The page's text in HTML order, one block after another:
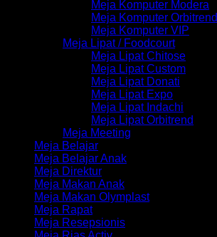
Meja Komputer Modera
Meja Komputer Orbitrend
Meja Komputer VIP
Meja Lipat / Foodcourt
Meja Lipat Chitose
Meja Lipat Custom
Meja Lipat Donati
Meja Lipat Expo
Meja Lipat Indachi
Meja Lipat Orbitrend
Meja Meeting
Meja Belajar
Meja Belajar Anak
Meja Direktur
Meja Makan Anak
Meja Makan Olymplast
Meja Rapat
Meja Resepsionis